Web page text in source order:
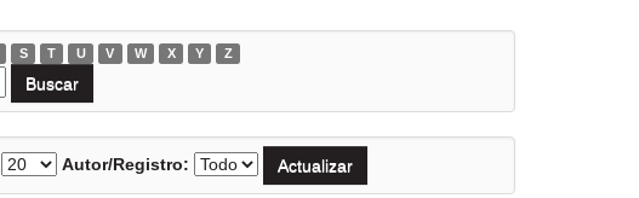
S T U V W X Y Z
Autor/Registro: